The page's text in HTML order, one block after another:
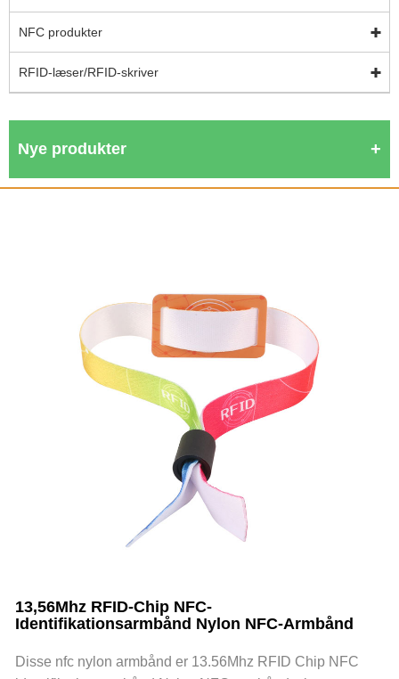
NFC produkter
RFID-læser/RFID-skriver
Nye produkter
13,56Mhz RFID-Chip NFC-
Identifikationsarmbånd Nylon NFC-Armbånd
Disse nfc nylon armbånd er 13.56Mhz RFID Chip NFC